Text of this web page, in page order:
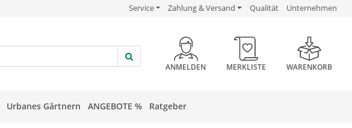
USP Verlinkung
Service Zahlung & Versand USP Verlinkung
Qualität USP Verlinkung
Unternehmen
HEADER BUTTON
ANMELDEN MERKLISTE WARENKORB
Urbanes Gärtnern ANGEBOTE % Ratgeber